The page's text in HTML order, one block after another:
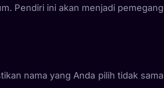
Pendiri ini akan menjadi pemegang
nama yang Anda pilih tidak sama